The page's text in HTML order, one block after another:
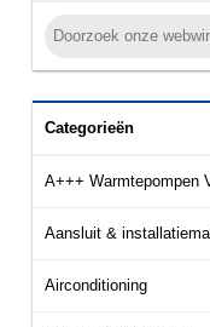
Categorieën
A+++ Warmtepompen
Aansluit &
Airconditioning